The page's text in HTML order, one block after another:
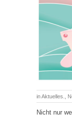
inAktuelles.
Nicht nur